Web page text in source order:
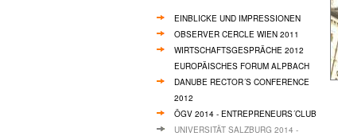
EINBLICKE UND IMPRESSIONEN
OBSERVER CERCLE WIEN 2011
WIRTSCHAFTSGESPRÄCHE 2012
EUROPÄISCHES FORUM ALPBACH
DANUBE RECTOR´S CONFERENCE
2012
ÖGV 2014 - ENTREPRENEURS´CLUB
UNIVERSITÄT SALZBURG 2014 -